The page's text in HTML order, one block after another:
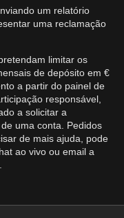
um relatório
uma reclamação
limitar os
de depósito em €
a partir do painel de
responsável,
a solicitar a
uma conta. Pedidos
de mais ajuda, pode
ao vivo ou email a